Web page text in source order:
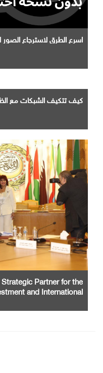
اسرع الطرق لاسترجاع
كيف تتكيف الشبكات مع
Partner for the
and International